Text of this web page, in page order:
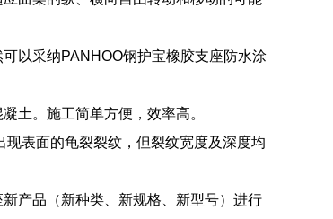
以采纳PANHOO钢护宝橡胶支座防水涂
土。施工简单方便，效率高。
表面的龟裂裂纹，但裂纹宽度及深度均
产品（新种类、新规格、新型号）进行